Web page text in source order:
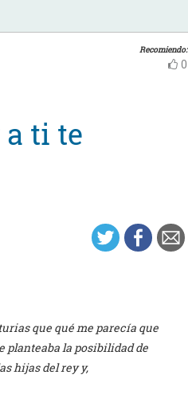
Recomiendo:
0
ti te
que qué me parecía que
planteaba la posibilidad de
hijas del rey y,